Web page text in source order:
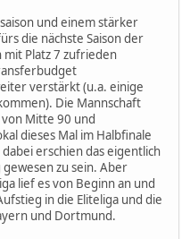
und einem stärker
die nächste Saison der
mit Platz 7 zufrieden
verstärkt (u.a. einige
Die Mannschaft
Mitte 90 und
dieses Mal im Halbfinale
erschien das eigentlich
zu sein. Aber
lief es von Beginn an und
in die Eliteliga und die
und Dortmund.